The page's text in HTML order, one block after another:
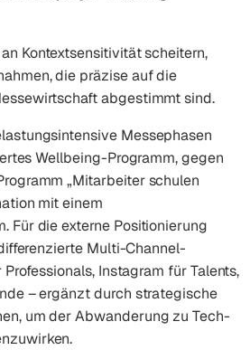
Kontextsensitivität scheitern,
die präzise auf die
abgestimmt sind.
Messephasen
Wellbeing-Programm, gegen
„Mitarbeiter schulen
mit einem
Für die externe Positionierung
Multi-Channel-
Instagram für Talents,
– ergänzt durch strategische
um der Abwanderung zu Tech-